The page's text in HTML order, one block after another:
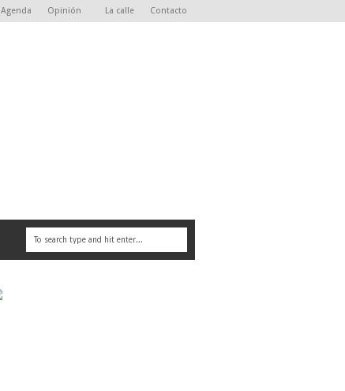
Agenda Opinión La calle Contacto